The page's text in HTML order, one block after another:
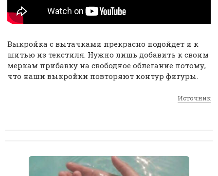
Выкройка с вытачками прекрасно подойдет и к
шитью из текстиля. Нужно лишь добавить к своим
меркам прибавку на свободное облегание потому,
что наши выкройки повторяют контур фигуры.
Источник